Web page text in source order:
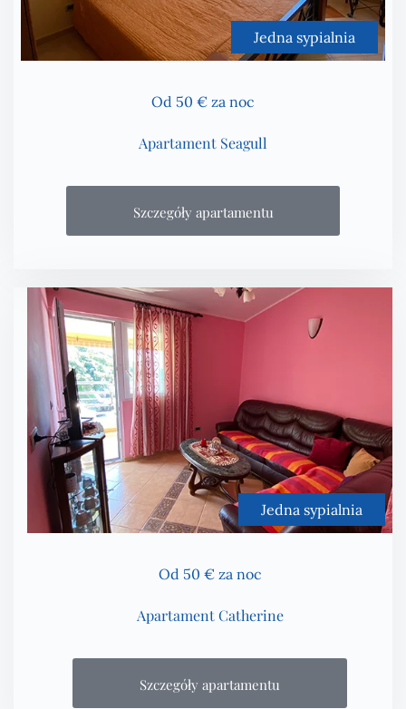
Jedna sypialnia
Od 50 € za noc
Apartament Seagull
Szczegóły apartamentu
Jedna sypialnia
Od 50 € za noc
Apartament Catherine
Szczegóły apartamentu